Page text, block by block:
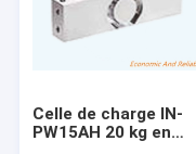
Celle de charge IN-
PW15AH 20 kg en